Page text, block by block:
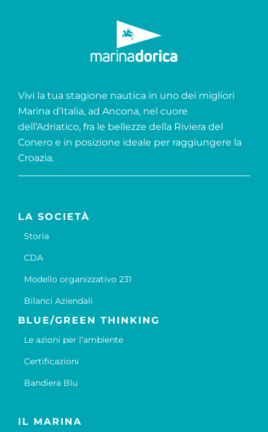
Vivi la tua stagione nautica in uno dei migliori
Marina d’Italia, ad Ancona, nel cuore
dell’Adriatico, fra le bellezze della Riviera del
Conero e in posizione ideale per raggiungere la
Croazia.
LA SOCIETÀ
Storia
CDA
Modello organizzativo 231
Bilanci Aziendali
BLUE/GREEN THINKING
Le azioni per l’ambiente
Certificazioni
Bandiera Blu
IL MARINA